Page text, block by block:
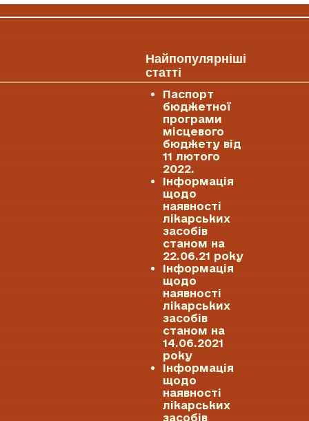
Найпопулярніші
статті
Паспорт
бюджетної
програми
місцевого
бюджету від
11 лютого
2022.
Інформація
щодо
наявності
лікарських
засобів
станом на
22.06.21 року
Інформація
щодо
наявності
лікарських
засобів
станом на
14.06.2021
року
Інформація
щодо
наявності
лікарських
засобів